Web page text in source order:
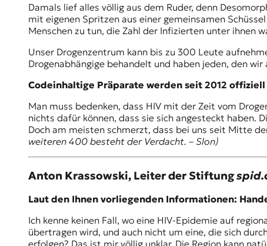
Damals lief alles völlig aus dem Ruder, denn
mit eigenen Spritzen aus einer gemeinsamen
Menschen zu tun, die Zahl der Infizierten unter ihnen
Unser Drogenzentrum kann bis zu 300 Leute
Drogenabhängige behandelt und haben jeden, den
Codeinhaltige Präparate werden seit 2012
Man muss bedenken, dass HIV mit der Zeit vom
nichts dafür können, dass sie sich angesteckt haben.
Doch am meisten schmerzt, dass bei uns seit Mitte
weiteren 400 besteht der Verdacht. – Slon)
Anton Krassowski, Leiter der Stiftung
Laut den Ihnen vorliegenden Informationen:
Ich kenne keinen Fall, wo eine HIV-Epidemie auf
übertragen wird, und auch nicht um eine, die sich